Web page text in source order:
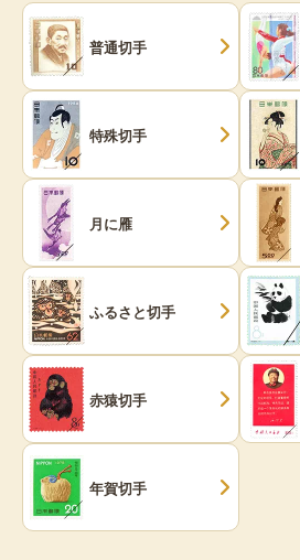
普通切手
特殊切手
月に雁
ふるさと切手
赤猿切手
年賀切手